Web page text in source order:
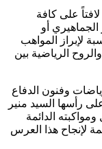
على كافة
أو
لإبراز المواهب
الرياضية بين
وفنون الدفاع
رأسها السيد منير
الدائمة
لإنجاح هذا العرس